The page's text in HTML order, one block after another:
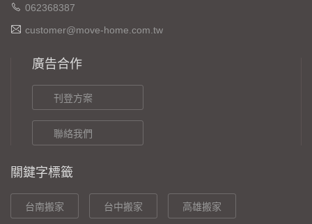
062368387
customer@move-home.com.tw
廣告合作
刊登方案
聯絡我們
關鍵字標籤
台南搬家 台中搬家 高雄搬家